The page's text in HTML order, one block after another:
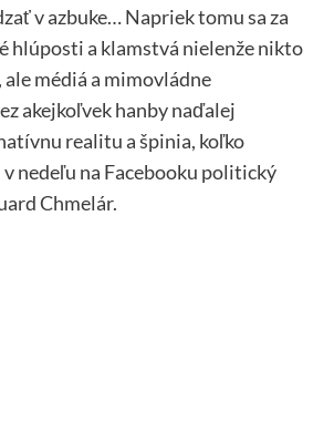
v azbuke… Napriek tomu sa za
hlúposti a klamstvá nielenže nikto
médiá a mimovládne
akejkoľvek hanby naďalej
realitu a špinia, koľko
v nedeľu na Facebooku politický
Chmelár.